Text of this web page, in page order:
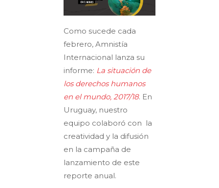
Como sucede cada
febrero, Amnistía
Internacional lanza su
informe: La situación de
los derechos humanos
en el mundo, 2017/18. En
Uruguay, nuestro
equipo colaboró con la
creatividad y la difusión
en la campaña de
lanzamiento de este
reporte anual.